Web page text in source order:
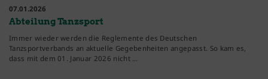
07.01.2026
Abteilung Tanzsport
Immer wieder werden die Reglemente des Deutschen
Tanzsportverbands an aktuelle Gegebenheiten angepasst. So kam es,
dass mit dem 01. Januar 2026 nicht …